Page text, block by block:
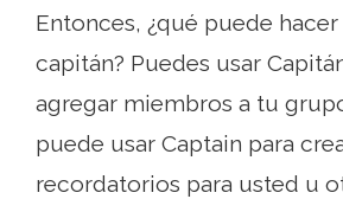
Entonces, ¿qué puede
capitán? Puedes usar
agregar miembros a tu
puede usar Captain para
recordatorios para usted u